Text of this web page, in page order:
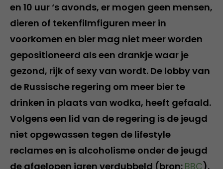
en 10 uur ‘s avonds, er mogen geen mensen,
dieren of tekenfilmfiguren meer in
voorkomen en bier mag niet meer worden
gepositioneerd als een drankje waar je
gezond, rijk of sexy van wordt. De lobby van
de Russische regering om meer bier te
drinken in plaats van wodka, heeft gefaald.
Volgens een lid van de regering is de jeugd
niet opgewassen tegen de lifestyle
reclames en is alcoholisme onder de jeugd
de afgelopen jaren verdubbeld (bron: BBC).